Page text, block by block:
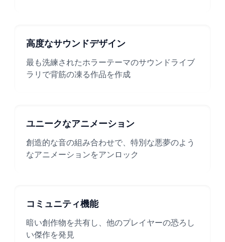
高度なサウンドデザイン
最も洗練されたホラーテーマのサウンドライブ
ラリで背筋の凍る作品を作成
ユニークなアニメーション
創造的な音の組み合わせで、特別な悪夢のよう
なアニメーションをアンロック
コミュニティ機能
暗い創作物を共有し、他のプレイヤーの恐ろし
い傑作を発見